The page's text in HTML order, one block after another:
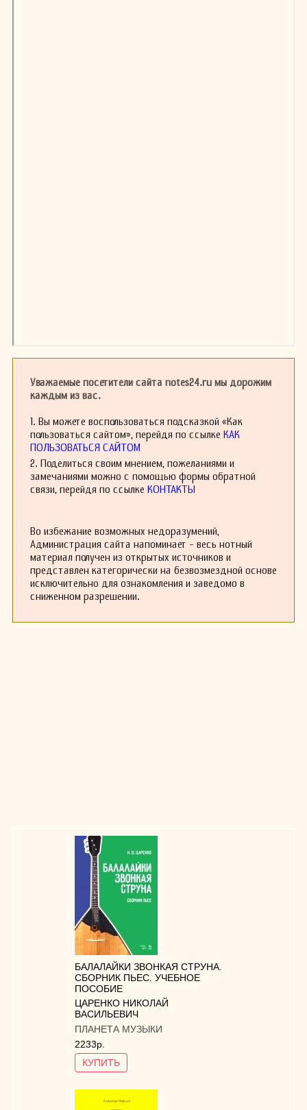
Уважаемые посетители сайта notes24.ru мы дорожим
каждым из вас.
1. Вы можете воспользоваться подсказкой «Как
пользоваться сайтом», перейдя по ссылке КАК
ПОЛЬЗОВАТЬСЯ САЙТОМ
2. Поделиться своим мнением, пожеланиями и
замечаниями можно с помощью формы обратной
связи, перейдя по ссылке КОНТАКТЫ
Во избежание возможных недоразумений,
Администрация сайта напоминает - весь нотный
материал получен из открытых источников и
представлен категорически на безвозмездной основе
исключительно для ознакомления и заведомо в
сниженном разрешении.
БАЛАЛАЙКИ ЗВОНКАЯ СТРУНА.
СБОРНИК ПЬЕС. УЧЕБНОЕ
ПОСОБИЕ
ЦАРЕНКО НИКОЛАЙ
ВАСИЛЬЕВИЧ
ПЛАНЕТА МУЗЫКИ
2233р.
КУПИТЬ